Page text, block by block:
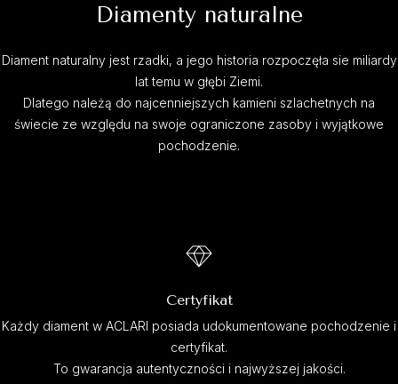
Diamenty naturalne
Diament naturalny jest rzadki, a jego historia rozpoczęła sie miliardy
lat temu w głębi Ziemi.
Dlatego należą do najcenniejszych kamieni szlachetnych na
świecie ze względu na swoje ograniczone zasoby i wyjątkowe
pochodzenie.
Certyfikat
Każdy diament w ACLARI posiada udokumentowane pochodzenie i
certyfikat.
To gwarancja autentyczności i najwyższej jakości.